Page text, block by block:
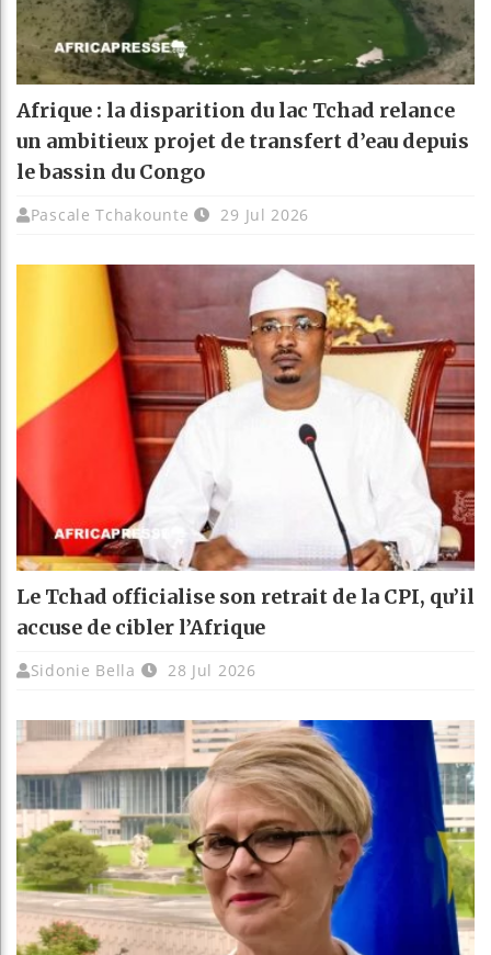
Afrique : la disparition du lac Tchad relance
un ambitieux projet de transfert d’eau depuis
le bassin du Congo
Pascale Tchakounte 29 Jul 2026
Le Tchad officialise son retrait de la CPI, qu’il
accuse de cibler l’Afrique
Sidonie Bella 28 Jul 2026